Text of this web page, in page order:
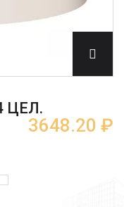
ЦЕЛ.
3648.20 ₽